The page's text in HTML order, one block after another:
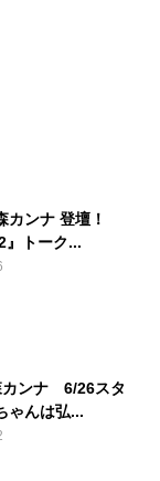
カンナ 登壇！
』トーク...
カンナ 6/26スタ
ゃんは弘...